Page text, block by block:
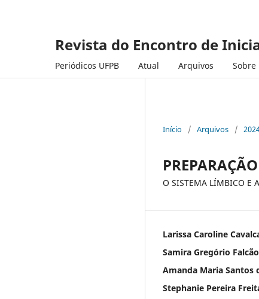
Revista do Encontro de
Periódicos UFPB Atual Arquivos Sobre
Início / Arquivos /
O SISTEMA LÍMBICO E
Larissa Caroline
Samira Gregório Falcão
Amanda Maria Santos
Stephanie Pereira